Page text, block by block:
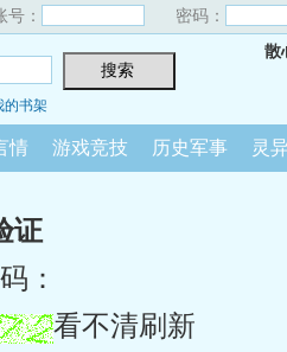
号： 密码：
的书架
散
情 游戏竞技 历史军事 灵
证
：
看不清刷新